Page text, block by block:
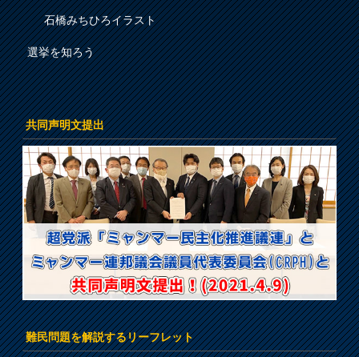
石橋みちひろイラスト
選挙を知ろう
共同声明文提出
難民問題を解説するリーフレット